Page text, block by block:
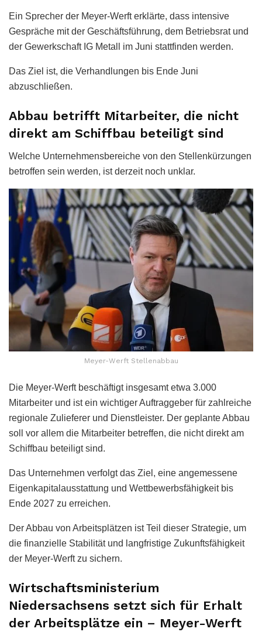
Ein Sprecher der Meyer-Werft erklärte, dass intensive
Gespräche mit der Geschäftsführung, dem Betriebsrat und
der Gewerkschaft IG Metall im Juni stattfinden werden.
Das Ziel ist, die Verhandlungen bis Ende Juni
abzuschließen.
Abbau betrifft Mitarbeiter, die nicht
direkt am Schiffbau beteiligt sind
Welche Unternehmensbereiche von den Stellenkürzungen
betroffen sein werden, ist derzeit noch unklar.
Meyer-Werft Stellenabbau
Die Meyer-Werft beschäftigt insgesamt etwa 3.000
Mitarbeiter und ist ein wichtiger Auftraggeber für zahlreiche
regionale Zulieferer und Dienstleister. Der geplante Abbau
soll vor allem die Mitarbeiter betreffen, die nicht direkt am
Schiffbau beteiligt sind.
Das Unternehmen verfolgt das Ziel, eine angemessene
Eigenkapitalausstattung und Wettbewerbsfähigkeit bis
Ende 2027 zu erreichen.
Der Abbau von Arbeitsplätzen ist Teil dieser Strategie, um
die finanzielle Stabilität und langfristige Zukunftsfähigkeit
der Meyer-Werft zu sichern.
Wirtschaftsministerium
Niedersachsens setzt sich für Erhalt
der Arbeitsplätze ein – Meyer-Werft